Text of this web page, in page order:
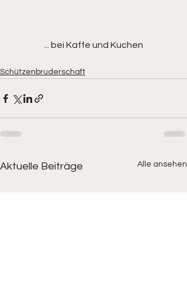
... bei Kaffe und Kuchen
Schützenbruderschaft
Aktuelle Beiträge Alle ansehen